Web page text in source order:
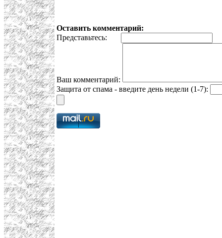
Оставить комментарий:
Представьтесь:
Ваш комментарий:
Защита от спама - введите день недели (1-7):